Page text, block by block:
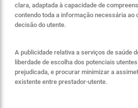
clara, adaptada à capacidade de
contendo toda a informação necessária ao
decisão do utente.
A publicidade relativa a serviços de saúde
liberdade de escolha dos potenciais
prejudicada, e procurar minimizar a
existente entre prestador-utente.